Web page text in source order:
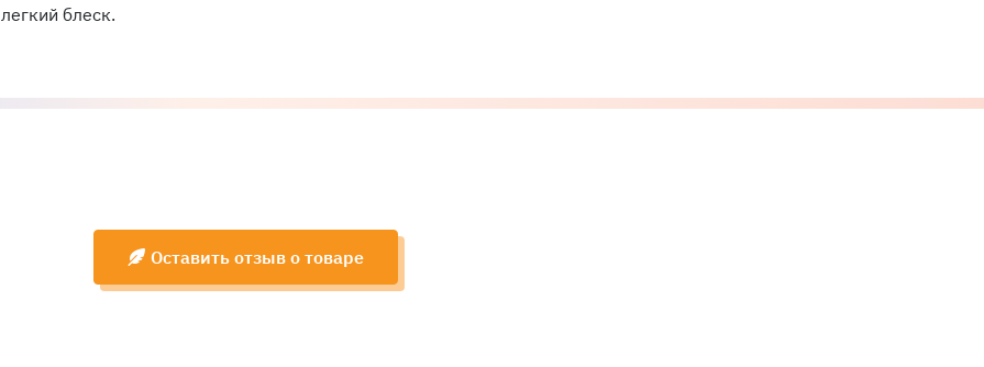
легкий блеск.
Оставить отзыв о товаре